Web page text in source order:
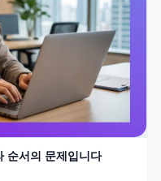
순서의 문제입니다